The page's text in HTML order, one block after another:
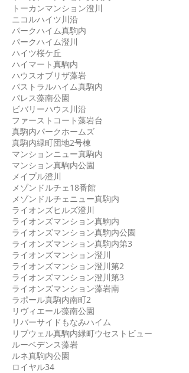
トーカンマンション澄川
ニコルハイツ川沿
パークハイム真駒内
パークハイム澄川
ハイツ桜ケ丘
ハイマート真駒内
ハウスオブリザ藻岩
パストラルハイム真駒内
パレス藻南公園
ビバリーハウス川沿
ファーストコート藻岩台
真駒内パークホームズ
真駒内緑町団地2号棟
マンションニュー真駒内
マンション真駒内公園
メイプル澄川
メゾンドルチェ18番館
メゾンドルチェニュー真駒内
ライオンズヒルズ澄川
ライオンズマンション真駒内
ライオンズマンション真駒内公園
ライオンズマンション真駒内第3
ライオンズマンション澄川
ライオンズマンション澄川第2
ライオンズマンション澄川第3
ライオンズマンション藻岩南
ラポール真駒内南町2
リヴィエール藻南公園
リバーサイドもなみハイム
リブウェル真駒内緑町ウセストビュー
ルーベデンス藻岩
ルネ真駒内公園
ロイヤル34